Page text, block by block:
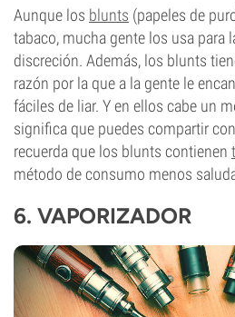
Aunque los blunts (papeles de
tabaco, mucha gente los usa para
discreción. Además, los blunts
razón por la que a la gente le
fáciles de liar. Y en ellos cabe un
significa que puedes compartir
recuerda que los blunts contienen
método de consumo menos
6. VAPORIZADOR